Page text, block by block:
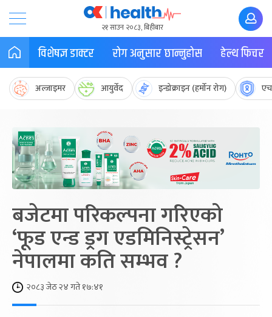
२१ साउन २०८३, बिहीबार
विशेषज्ञ डाक्टर रोग अनुसार छान्नुहोस हेल्थ फिचर
अल्जाइमर आयुर्वेद इन्डोक्राइन (हर्मोन रोग)
बजेटमा परिकल्पना गरिएको
‘फूड एन्ड ड्रग एडमिनिस्ट्रेसन’
नेपालमा कति सम्भव ?
२०८३ जेठ २४ गते १७:४१